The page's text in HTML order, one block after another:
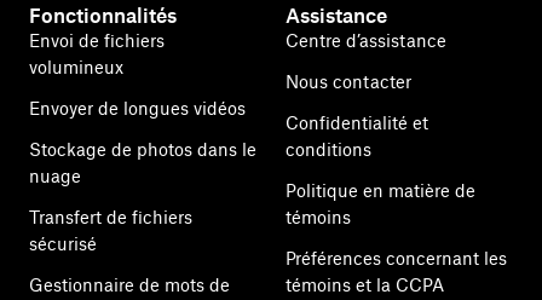
Fonctionnalités
Envoi de fichiers
volumineux
Envoyer de longues vidéos
Stockage de photos dans le
nuage
Transfert de fichiers
sécurisé
Gestionnaire de mots de
Assistance
Centre d’assistance
Nous contacter
Confidentialité et
conditions
Politique en matière de
témoins
Préférences concernant les
témoins et la CCPA